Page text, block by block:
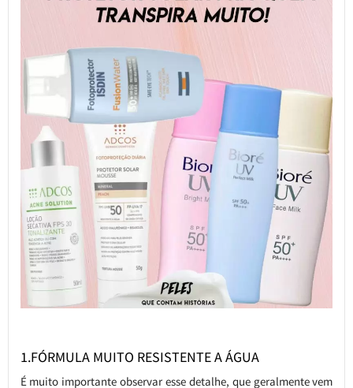
1.FÓRMULA MUITO RESISTENTE A ÁGUA
É muito importante observar esse detalhe, que geralmente vem